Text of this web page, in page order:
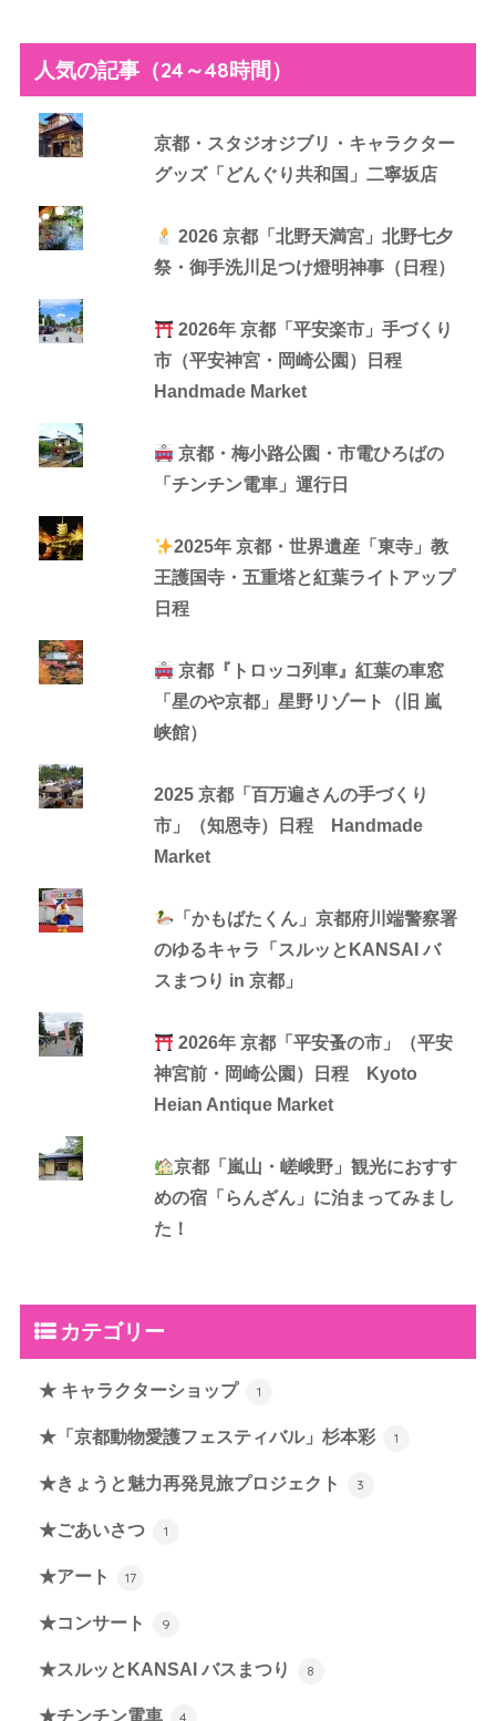
人気の記事（24～48時間）
京都・スタジオジブリ・キャラクター
グッズ「どんぐり共和国」二寧坂店
2026 京都「北野天満宮」北野七夕
祭・御手洗川足つけ燈明神事（日程）
2026年 京都「平安楽市」手づくり
市（平安神宮・岡崎公園）日程
Handmade Market
京都・梅小路公園・市電ひろばの
「チンチン電車」運行日
2025年 京都・世界遺産「東寺」教
王護国寺・五重塔と紅葉ライトアップ
日程
京都『トロッコ列車』紅葉の車窓
「星のや京都」星野リゾート（旧 嵐
峡館）
2025 京都「百万遍さんの手づくり
市」（知恩寺）日程 Handmade
Market
「かもばたくん」京都府川端警察署
のゆるキャラ「スルッとKANSAI バ
スまつり in 京都」
2026年 京都「平安蚤の市」（平安
神宮前・岡崎公園）日程 Kyoto
Heian Antique Market
京都「嵐山・嵯峨野」観光におすす
めの宿「らんざん」に泊まってみまし
た！
カテゴリー
★ キャラクターショップ 1
★「京都動物愛護フェスティバル」杉本彩 1
★きょうと魅力再発見旅プロジェクト 3
★ごあいさつ 1
★アート 17
★コンサート 9
★スルッとKANSAI バスまつり 8
★チンチン電車 4